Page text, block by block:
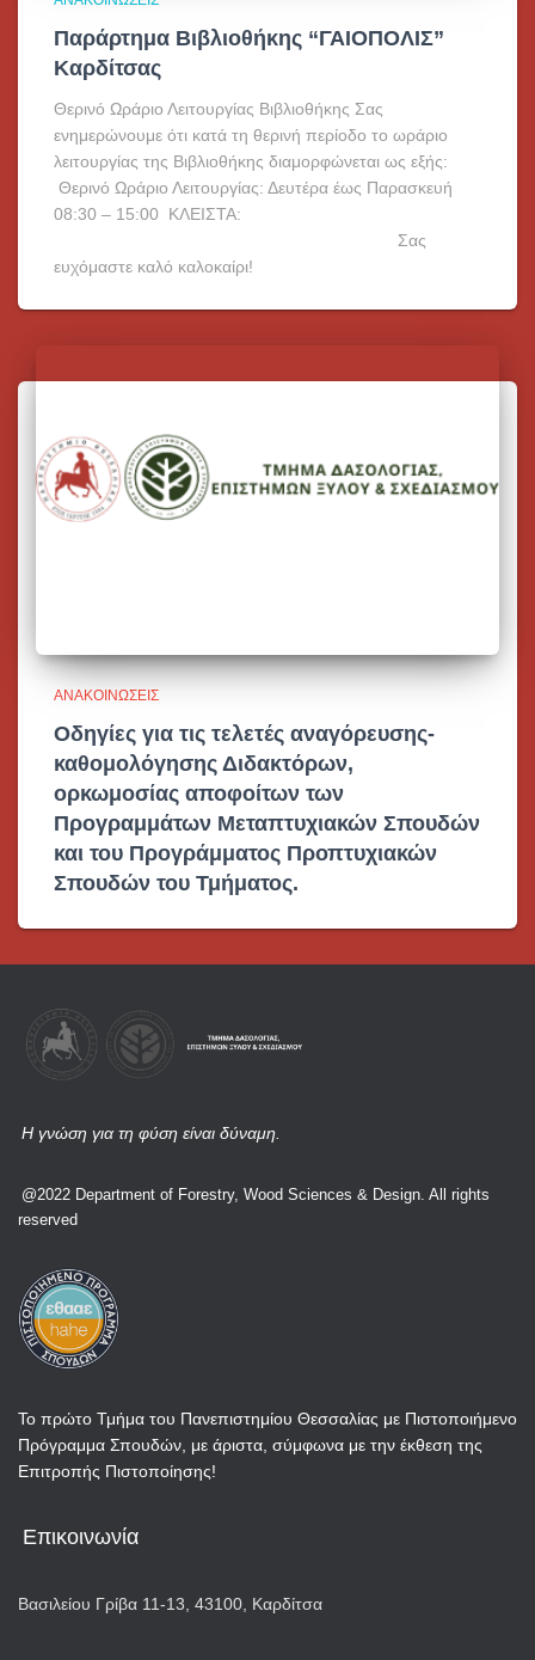
Παράρτημα Βιβλιοθήκης “ΓΑΙΟΠΟΛΙΣ”
Καρδίτσας
Θερινό Ωράριο Λειτουργίας Βιβλιοθήκης Σας
ενημερώνουμε ότι κατά τη θερινή περίοδο το ωράριο
λειτουργίας της Βιβλιοθήκης διαμορφώνεται ως εξής:
Θερινό Ωράριο Λειτουργίας: Δευτέρα έως Παρασκευή
08:30 – 15:00 ΚΛΕΙΣΤΑ:
Σας
ευχόμαστε καλό καλοκαίρι!
ΑΝΑΚΟΙΝΏΣΕΙΣ
Οδηγίες για τις τελετές αναγόρευσης-
καθομολόγησης Διδακτόρων,
ορκωμοσίας αποφοίτων των
Προγραμμάτων Μεταπτυχιακών Σπουδών
και του Προγράμματος Προπτυχιακών
Σπουδών του Τμήματος.
Η γνώση για τη φύση είναι δύναμη.
@2022 Department of Forestry, Wood Sciences & Design. All rights
reserved
Το πρώτο Τμήμα του Πανεπιστημίου Θεσσαλίας με Πιστοποιήμενο
Πρόγραμμα Σπουδών, με άριστα, σύμφωνα με την έκθεση της
Επιτροπής Πιστοποίησης!
Επικοινωνία
Βασιλείου Γρίβα 11-13, 43100, Καρδίτσα